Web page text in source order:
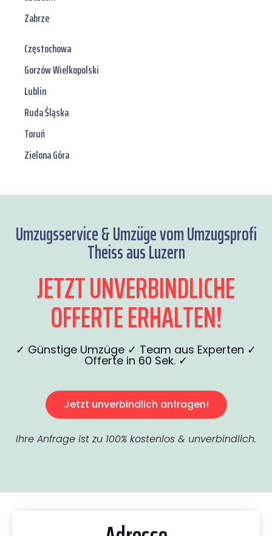
Zabrze
Częstochowa
Gorzów Wielkopolski
Lublin
Ruda Śląska
Toruń
Zielona Góra
Umzugsservice & Umzüge vom Umzugsprofi
Theiss aus Luzern
JETZT UNVERBINDLICHE
OFFERTE ERHALTEN!
✓ Günstige Umzüge ✓ Team aus Experten ✓
Offerte in 60 Sek. ✓
Jetzt unverbindlich anfragen!
Ihre Anfrage ist zu 100% kostenlos & unverbindlich.